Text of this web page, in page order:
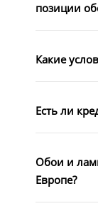
позиции
Какие
Есть ли
Обои и
Европе?